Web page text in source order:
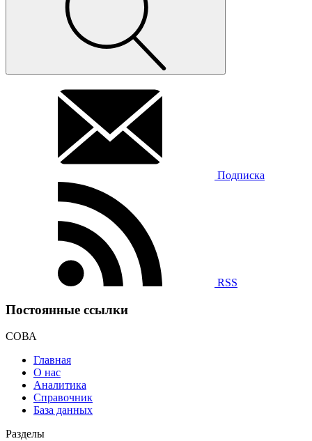
Подписка
RSS
Постоянные ссылки
СОВА
Главная
О нас
Аналитика
Справочник
База данных
Разделы